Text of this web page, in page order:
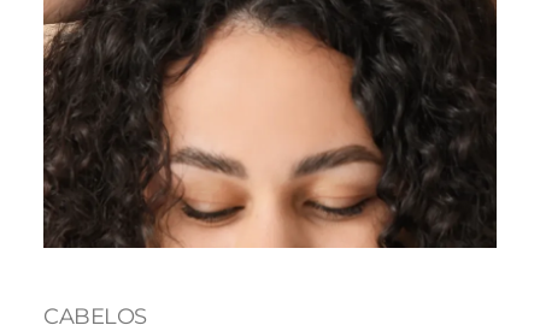
CABELOS